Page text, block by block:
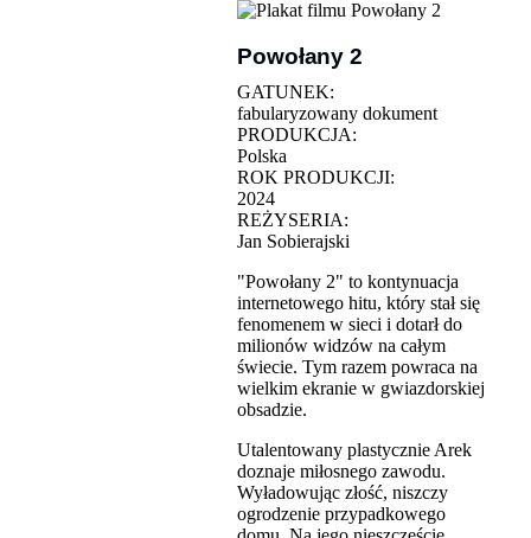
Powołany 2
GATUNEK:
fabularyzowany dokument
PRODUKCJA:
Polska
ROK PRODUKCJI:
2024
REŻYSERIA:
Jan Sobierajski
"Powołany 2" to kontynuacja
internetowego hitu, który stał się
fenomenem w sieci i dotarł do
milionów widzów na całym
świecie. Tym razem powraca na
wielkim ekranie w gwiazdorskiej
obsadzie.
Utalentowany plastycznie Arek
doznaje miłosnego zawodu.
Wyładowując złość, niszczy
ogrodzenie przypadkowego